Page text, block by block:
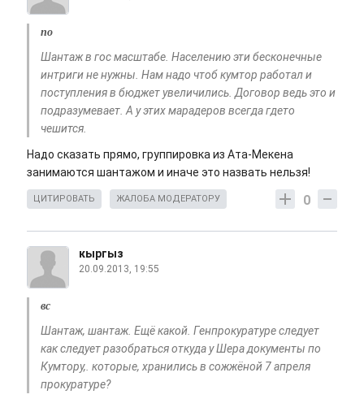
по
Шантаж в гос масштабе. Населению эти бесконечные
интриги не нужны. Нам надо чтоб кумтор работал и
поступления в бюджет увеличились. Договор ведь это и
подразумевает. А у этих марадеров всегда гдето
чешится.
Надо сказать прямо, группировка из Ата-Мекена
занимаются шантажом и иначе это назвать нельзя!
0
ЦИТИРОВАТЬ ЖАЛОБА МОДЕРАТОРУ
кыргыз
20.09.2013, 19:55
вс
Шантаж, шантаж. Ещё какой. Генпрокуратуре следует
как следует разобраться откуда у Шера документы по
Кумтору,. которые, хранились в сожжёной 7 апреля
прокуратуре?